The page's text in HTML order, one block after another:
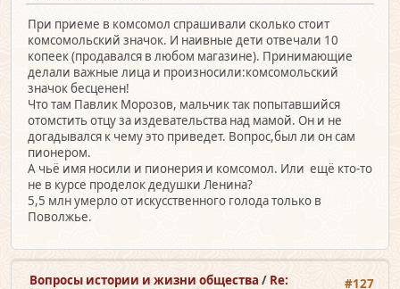
При приеме в комсомол спрашивали сколько стоит
комсомольский значок. И наивные дети отвечали 10
копеек (продавался в любом магазине). Принимающие
делали важные лица и произносили:комсомольский
значок бесценен!
Что там Павлик Морозов, мальчик так попытавшийся
отомстить отцу за издевательства над мамой. Он и не
догадывался к чему это приведет. Вопрос,был ли он сам
пионером.
А чьё имя носили и пионерия и комсомол. Или ещё кто-то
не в курсе проделок дедушки Ленина?
5,5 млн умерло от искусственного голода только в
Поволжье.
#127
Вопросы истории и жизни общества / Re: